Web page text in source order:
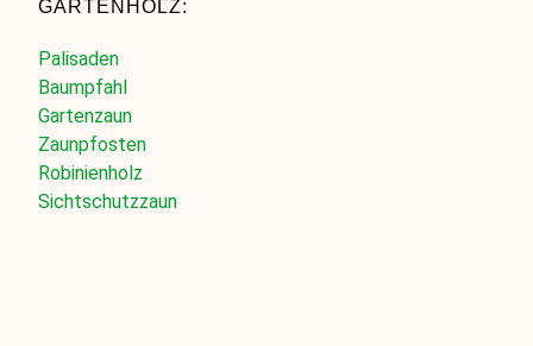
GARTENHOLZ:
Palisaden
Baumpfahl
Gartenzaun
Zaunpfosten
Robinienholz
Sichtschutzzaun